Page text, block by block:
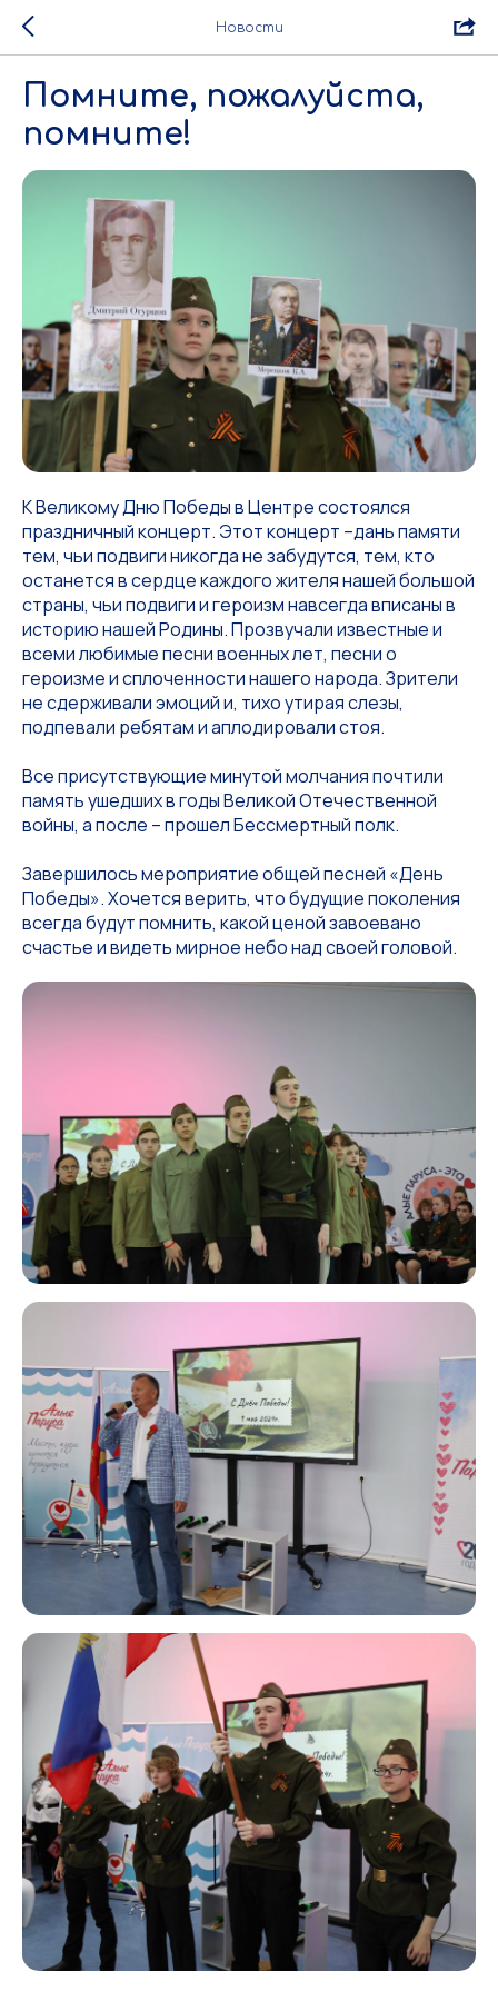
Новости
Помните, пожалуйста,
помните!
К Великому Дню Победы в Центре состоялся
праздничный концерт. Этот концерт –дань памяти
тем, чьи подвиги никогда не забудутся, тем, кто
останется в сердце каждого жителя нашей большой
страны, чьи подвиги и героизм навсегда вписаны в
историю нашей Родины. Прозвучали известные и
всеми любимые песни военных лет, песни о
героизме и сплоченности нашего народа. Зрители
не сдерживали эмоций и, тихо утирая слезы,
подпевали ребятам и аплодировали стоя.
Все присутствующие минутой молчания почтили
память ушедших в годы Великой Отечественной
войны, а после – прошел Бессмертный полк.
Завершилось мероприятие общей песней «День
Победы». Хочется верить, что будущие поколения
всегда будут помнить, какой ценой завоевано
счастье и видеть мирное небо над своей головой.